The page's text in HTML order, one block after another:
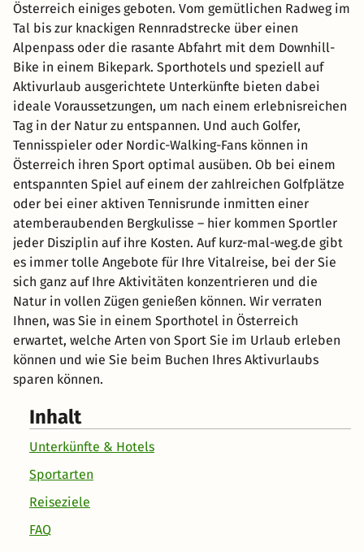
Österreich einiges geboten. Vom gemütlichen Radweg im
Tal bis zur knackigen Rennradstrecke über einen
Alpenpass oder die rasante Abfahrt mit dem Downhill-
Bike in einem Bikepark. Sporthotels und speziell auf
Aktivurlaub ausgerichtete Unterkünfte bieten dabei
ideale Voraussetzungen, um nach einem erlebnisreichen
Tag in der Natur zu entspannen. Und auch Golfer,
Tennisspieler oder Nordic-Walking-Fans können in
Österreich ihren Sport optimal ausüben. Ob bei einem
entspannten Spiel auf einem der zahlreichen Golfplätze
oder bei einer aktiven Tennisrunde inmitten einer
atemberaubenden Bergkulisse – hier kommen Sportler
jeder Disziplin auf ihre Kosten. Auf kurz-mal-weg.de gibt
es immer tolle Angebote für Ihre Vitalreise, bei der Sie
sich ganz auf Ihre Aktivitäten konzentrieren und die
Natur in vollen Zügen genießen können. Wir verraten
Ihnen, was Sie in einem Sporthotel in Österreich
erwartet, welche Arten von Sport Sie im Urlaub erleben
können und wie Sie beim Buchen Ihres Aktivurlaubs
sparen können.
Inhalt
Unterkünfte & Hotels
Sportarten
Reiseziele
FAQ